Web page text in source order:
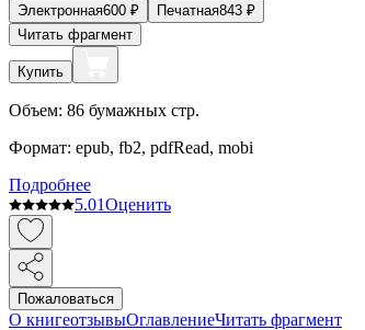
Электронная600 ₽ Печатная843 ₽
Читать фрагмент
Купить
Объем: 86 бумажных стр.
Формат: epub, fb2, pdfRead, mobi
Подробнее
5.01Оценить
Пожаловаться
О книгеотзывыОглавлениеЧитать фрагмент